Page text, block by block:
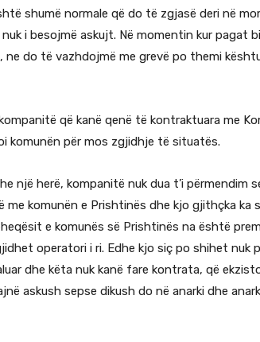
shumë normale që do të zgjasë deri në
i besojmë askujt. Në momentin kur pagat
ne do të vazhdojmë me grevë po themi
që kanë qenë të kontraktuara me
komunën për mos zgjidhje të situatës.
një herë, kompanitë nuk dua t’i
me komunën e Prishtinës dhe kjo gjithçka ka
e komunës së Prishtinës na është
operatori i ri. Edhe kjo siç po shihet
dhe këta nuk kanë fare kontrata, që
askush sepse dikush do në anarki dhe